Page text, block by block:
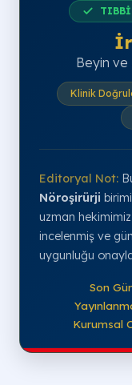
TIBBİ
Beyin ve
Klinik
Editoryal Not:
Nöroşirürji
uzman hekimimiz
incelenmiş ve
uygunluğu
Son
Kurumsal